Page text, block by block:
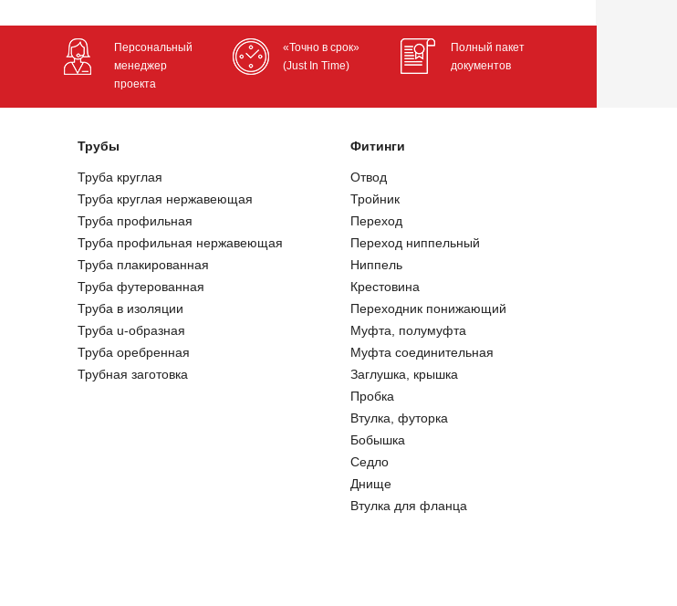
Персональный
менеджер
проекта
«Точно в срок»
(Just In Time)
Полный пакет
документов
Трубы
Труба круглая
Труба круглая нержавеющая
Труба профильная
Труба профильная нержавеющая
Труба плакированная
Труба футерованная
Труба в изоляции
Труба u-образная
Труба оребренная
Трубная заготовка
Фитинги
Отвод
Тройник
Переход
Переход ниппельный
Ниппель
Крестовина
Переходник понижающий
Муфта, полумуфта
Муфта соединительная
Заглушка, крышка
Пробка
Втулка, футорка
Бобышка
Седло
Днище
Втулка для фланца